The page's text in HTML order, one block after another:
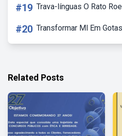
#19 Trava-línguas O Rato
#20 Transformar Ml Em Gotas
Related Posts